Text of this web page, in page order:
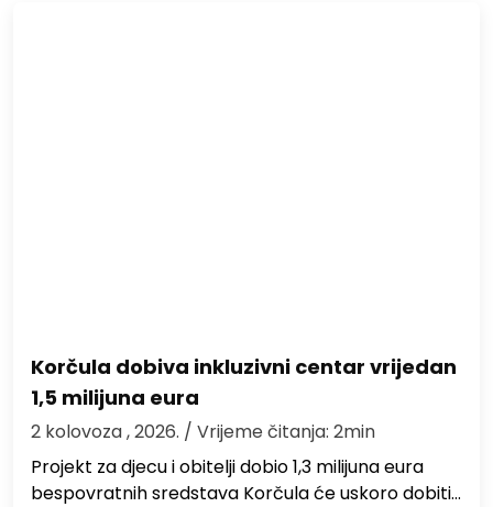
Korčula dobiva inkluzivni centar vrijedan
1,5 milijuna eura
2 kolovoza , 2026. / Vrijeme čitanja: 2min
Projekt za djecu i obitelji dobio 1,3 milijuna eura
bespovratnih sredstava Korčula će uskoro dobiti…